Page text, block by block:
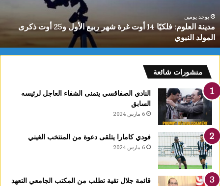
ربيع
الأول
و25
أوت
ذكرى
المولد
النبوي
يوجد يومين
مدينة العلوم: فلكيًا 14 أوت غرة شهر ربيع الأول و25 أوت ذكرى
المولد النبوي
منشورات شائعة
النادي الصفاقسي يتمنى الشفاء العاجل لرئيسه
السابق
6 مارس 2024
فودي كامارا يتلقى دعوة من المنتخب الغيني
6 مارس 2024
قائمة جلال تقية تطلب من المكتب الجامعي التعهد